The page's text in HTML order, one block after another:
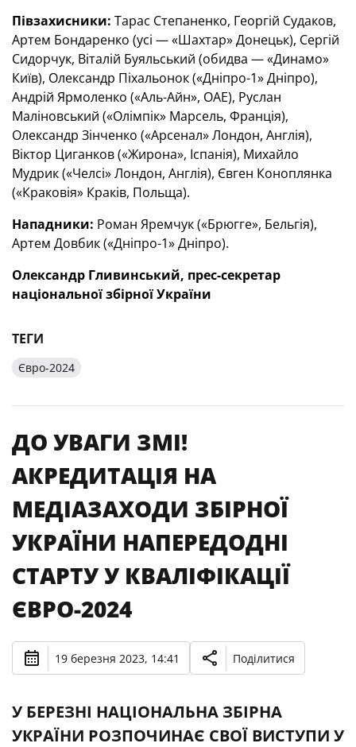
Півзахисники: Тарас Степаненко, Георгій Судаков,
Артем Бондаренко (усі — «Шахтар» Донецьк), Сергій
Сидорчук, Віталій Буяльський (обидва — «Динамо»
Київ), Олександр Піхальонок («Дніпро-1» Дніпро),
Андрій Ярмоленко («Аль-Айн», ОАЕ), Руслан
Маліновський («Олімпік» Марсель, Франція),
Олександр Зінченко («Арсенал» Лондон, Англія),
Віктор Циганков («Жирона», Іспанія), Михайло
Мудрик («Челсі» Лондон, Англія), Євген Коноплянка
(«Краковія» Краків, Польща).
Нападники: Роман Яремчук («Брюгге», Бельгія),
Артем Довбик («Дніпро-1» Дніпро).
Олександр Гливинський, прес-секретар
національної збірної України
ТЕГИ
Євро-2024
ДО УВАГИ ЗМІ!
АКРЕДИТАЦІЯ НА
МЕДІАЗАХОДИ ЗБІРНОЇ
УКРАЇНИ НАПЕРЕДОДНІ
СТАРТУ У КВАЛІФІКАЦІЇ
ЄВРО-2024
19 березня 2023, 14:41 Поділитися
У БЕРЕЗНІ НАЦІОНАЛЬНА ЗБІРНА
УКРАЇНИ РОЗПОЧИНАЄ СВОЇ ВИСТУПИ У